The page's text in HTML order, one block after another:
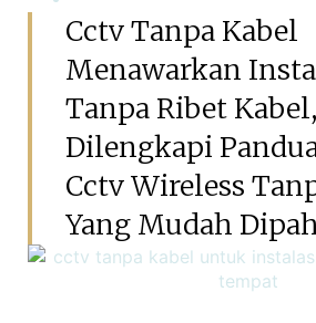
Cctv Tanpa Kabel
Menawarkan
Tanpa Ribet
Dilengkapi
Cctv Wireless
Yang Mudah